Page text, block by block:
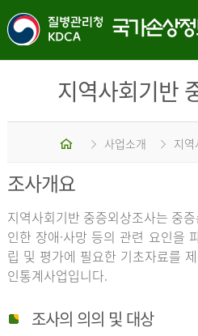
지역사회기반
홈 사업소개 지
조사개요
지역사회기반 중증외상조사는 중
인한 장애·사망 등의 관련 요인을
립 및 평가에 필요한 기초자료를
인통계사업입니다.
조사의 의의 및 대상